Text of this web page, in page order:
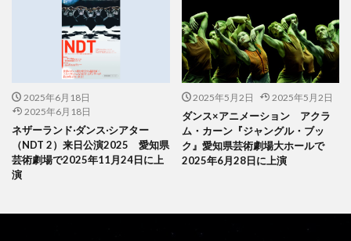
2025年6月18日
2025年6月18日
ネザーランド‧ダンス‧シアター
（NDT 2）来日公演2025 愛知県
芸術劇場で2025年11月24日に上
演
2025年5月2日 2025年5月2日
ダンス×アニメーション アクラ
ム・カーン『ジャングル・ブッ
ク』愛知県芸術劇場大ホールで
2025年6月28日に上演